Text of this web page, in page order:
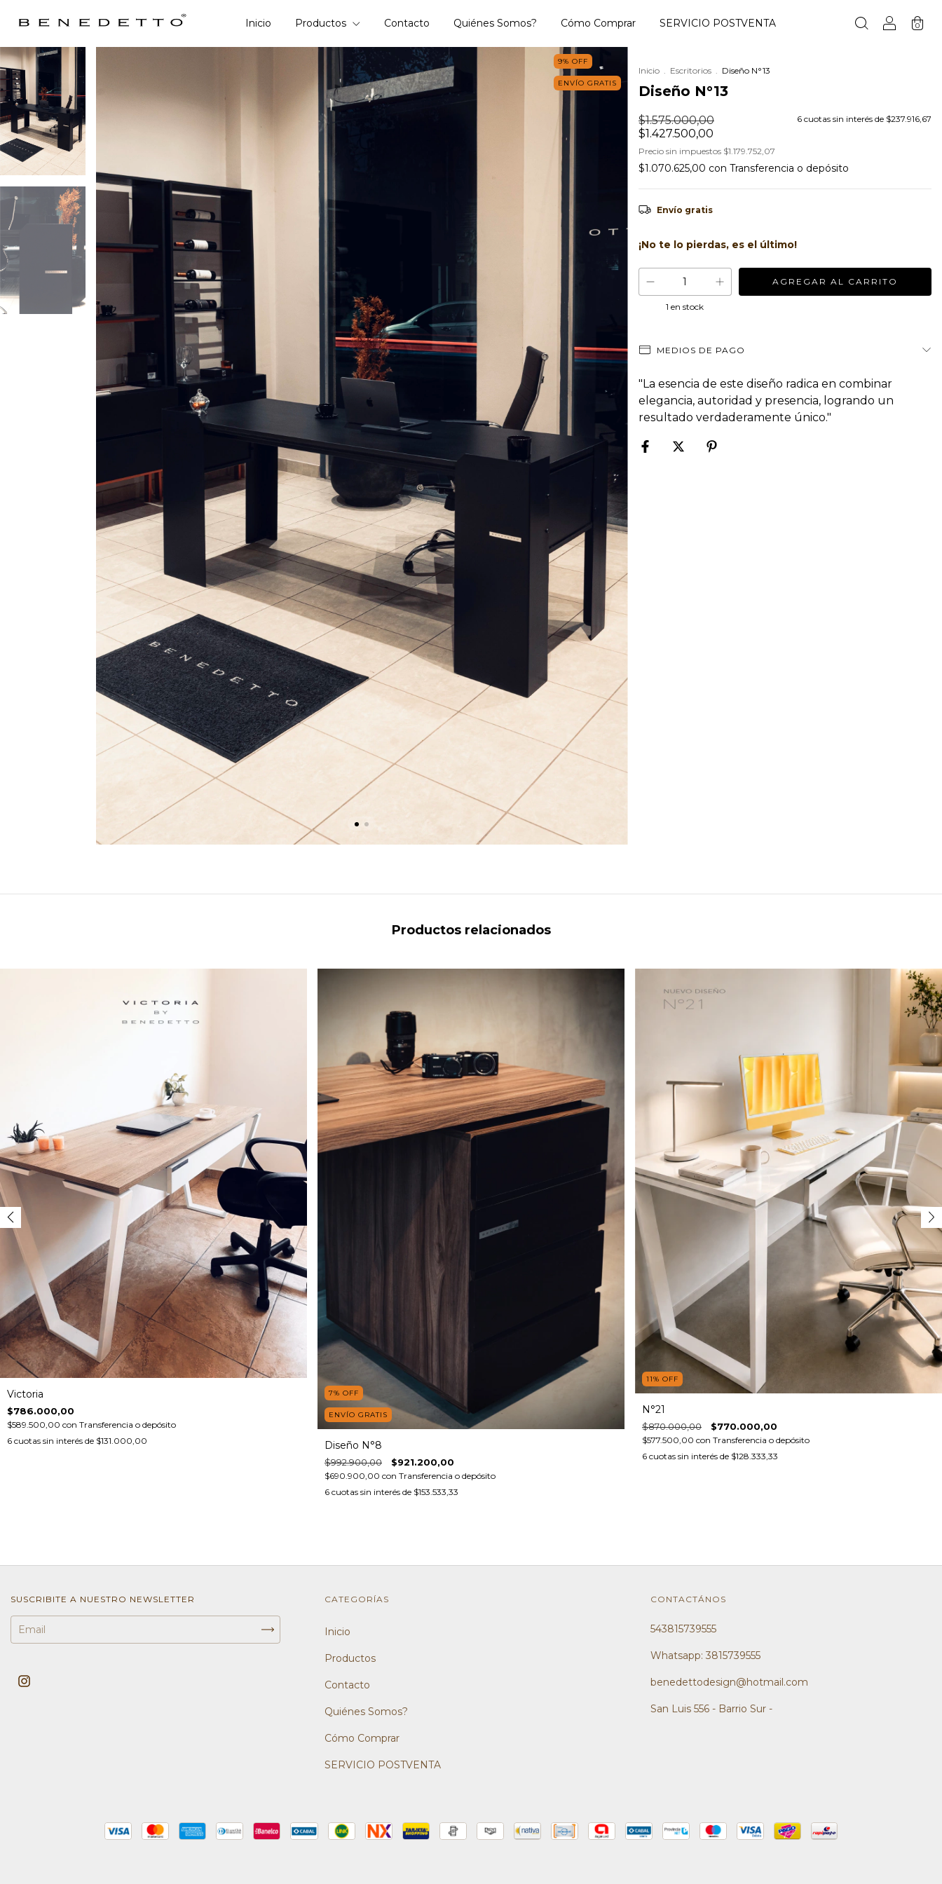
Inicio Productos Contacto Quiénes Somos? Cómo Comprar SERVICIO POSTVENTA 0
9% OFF
ENVÍO GRATIS
Inicio Escritorios Diseño N°13
Diseño N°13
$1.575.000,00
$1.427.500,00
6 cuotas sin interés de $237.916,67
Precio sin impuestos $1.179.752,07
$1.070.625,00 con Transferencia o depósito
Envío gratis
¡No te lo pierdas, es el último!
1 en stock
MEDIOS DE PAGO
"La esencia de este diseño radica en combinar
elegancia, autoridad y presencia, logrando un
resultado verdaderamente único."
Productos relacionados
Victoria
$786.000,00
$589.500,00 con Transferencia o depósito
6 cuotas sin interés de $131.000,00
7% OFF
ENVÍO GRATIS
Diseño N°8
$992.900,00 $921.200,00
$690.900,00 con Transferencia o depósito
6 cuotas sin interés de $153.533,33
11% OFF
N°21
$870.000,00 $770.000,00
$577.500,00 con Transferencia o depósito
6 cuotas sin interés de $128.333,33
SUSCRIBITE A NUESTRO NEWSLETTER CATEGORÍAS
Inicio
Productos
Contacto
Quiénes Somos?
Cómo Comprar
SERVICIO POSTVENTA
CONTACTÁNOS
543815739555
Whatsapp: 3815739555
benedettodesign@hotmail.com
San Luis 556 - Barrio Sur -